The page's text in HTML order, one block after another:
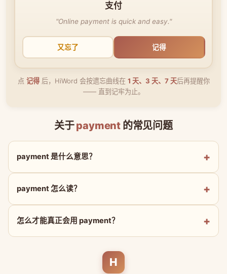
支付
"Online payment is quick and easy."
又忘了 记得
点 记得后，HiWord 会按遗忘曲线在 1 天、3 天、7 天后再提醒你
—— 直到记牢为止。
关于payment 的常见问题
payment 是什么意思？
payment 怎么读？
怎么才能真正会用 payment？
H